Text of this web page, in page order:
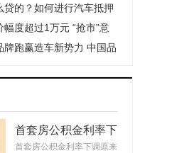
绝对主流
贷的？如何进行汽车抵押
的？
度超过1万元 “抢市”意
牌跑赢造车新势力 中国品
首套房公积金利率下
调原来贷款也下调
首套房公积金利率下调原来